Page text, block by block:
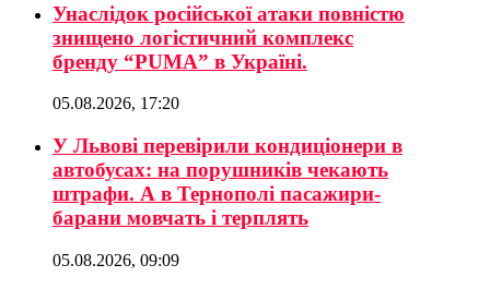
Унаслідок російської атаки повністю
знищено логістичний комплекс
бренду “PUMA” в Україні.
05.08.2026, 17:20
У Львові перевірили кондиціонери в
автобусах: на порушників чекають
штрафи. А в Тернополі пасажири-
барани мовчать і терплять
05.08.2026, 09:09